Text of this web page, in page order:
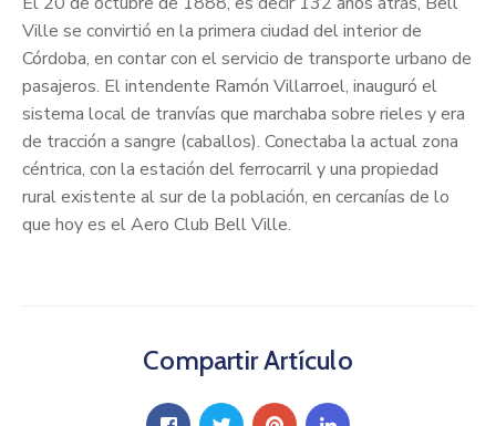
Ville se convirtió en la primera ciudad del interior de
Córdoba, en contar con el servicio de transporte urbano de
pasajeros. El intendente Ramón Villarroel, inauguró el
sistema local de tranvías que marchaba sobre rieles y era
de tracción a sangre (caballos). Conectaba la actual zona
céntrica, con la estación del ferrocarril y una propiedad
rural existente al sur de la población, en cercanías de lo
que hoy es el Aero Club Bell Ville.
Compartir Artículo